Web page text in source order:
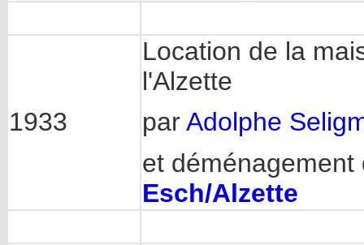
1933
Location de la
l'Alzette
parAdolphe
et
Esch/Alzette